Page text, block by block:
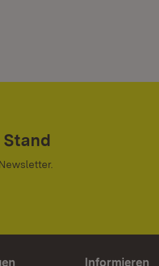
Stand
Informieren